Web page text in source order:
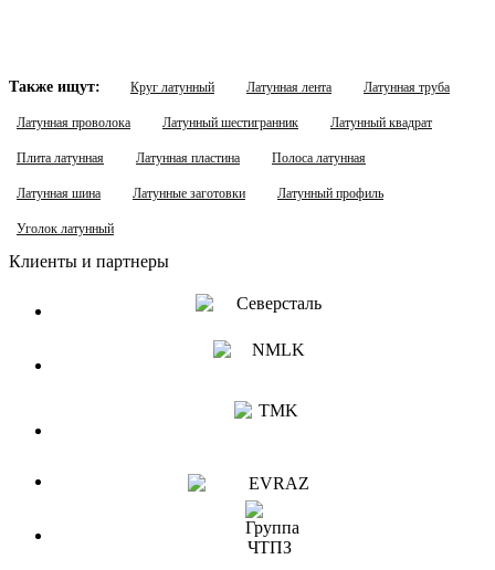
Также ищут: Круг латунный Латунная лента Латунная труба
Латунная проволока Латунный шестигранник Латунный квадрат
Плита латунная Латунная пластина Полоса латунная
Латунная шина Латунные заготовки Латунный профиль
Уголок латунный
Клиенты и партнеры